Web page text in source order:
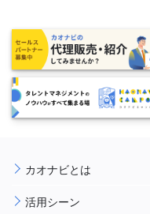
カオナビとは
活用シーン